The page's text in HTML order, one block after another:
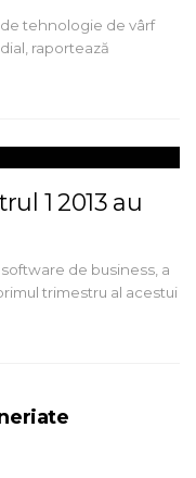
tehnologie de vârf
raportează
1 2013 au
de business, a
trimestru al acestui